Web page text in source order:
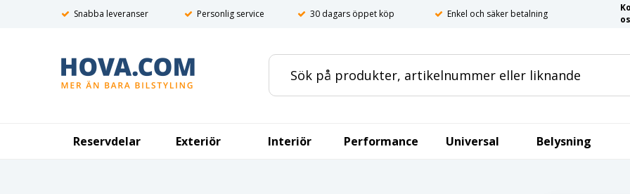
Snabba leveranser Personlig service 30 dagars öppet köp Enkel och säker betalning
Reservdelar Exteriör Interiör Performance Universal Belysning